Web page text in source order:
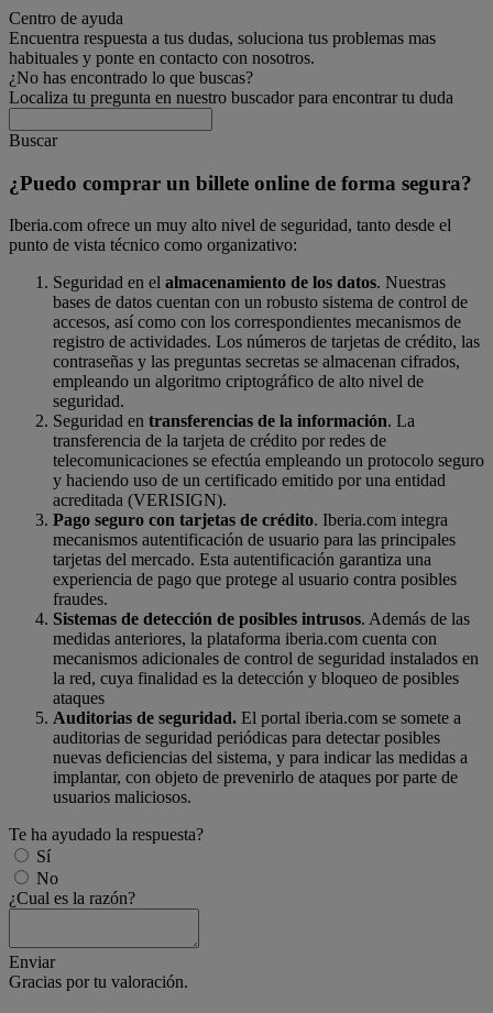
Centro de ayuda
Encuentra respuesta a tus dudas, soluciona tus problemas mas
habituales y ponte en contacto con nosotros.
¿No has encontrado lo que buscas?
Localiza tu pregunta en nuestro buscador para encontrar tu duda
Buscar
¿Puedo comprar un billete online de forma segura?
Iberia.com ofrece un muy alto nivel de seguridad, tanto desde el
punto de vista técnico como organizativo:
Seguridad en el almacenamiento de los datos. Nuestras
bases de datos cuentan con un robusto sistema de control de
accesos, así como con los correspondientes mecanismos de
registro de actividades. Los números de tarjetas de crédito, las
contraseñas y las preguntas secretas se almacenan cifrados,
empleando un algoritmo criptográfico de alto nivel de
seguridad.
Seguridad en transferencias de la información. La
transferencia de la tarjeta de crédito por redes de
telecomunicaciones se efectúa empleando un protocolo seguro
y haciendo uso de un certificado emitido por una entidad
acreditada (VERISIGN).
Pago seguro con tarjetas de crédito. Iberia.com integra
mecanismos autentificación de usuario para las principales
tarjetas del mercado. Esta autentificación garantiza una
experiencia de pago que protege al usuario contra posibles
fraudes.
Sistemas de detección de posibles intrusos. Además de las
medidas anteriores, la plataforma iberia.com cuenta con
mecanismos adicionales de control de seguridad instalados en
la red, cuya finalidad es la detección y bloqueo de posibles
ataques
Auditorias de seguridad. El portal iberia.com se somete a
auditorias de seguridad periódicas para detectar posibles
nuevas deficiencias del sistema, y para indicar las medidas a
implantar, con objeto de prevenirlo de ataques por parte de
usuarios maliciosos.
Te ha ayudado la respuesta?
Sí
No
¿Cual es la razón?
Enviar
Gracias por tu valoración.